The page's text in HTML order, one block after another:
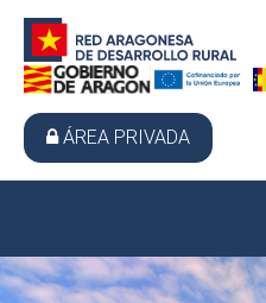
ÁREA PRIVADA